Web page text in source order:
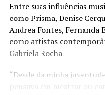
Entre suas influências
como Prisma, Denise
Andrea Fontes, Fernanda
como artistas
Gabriela Rocha.
“Desde da minha